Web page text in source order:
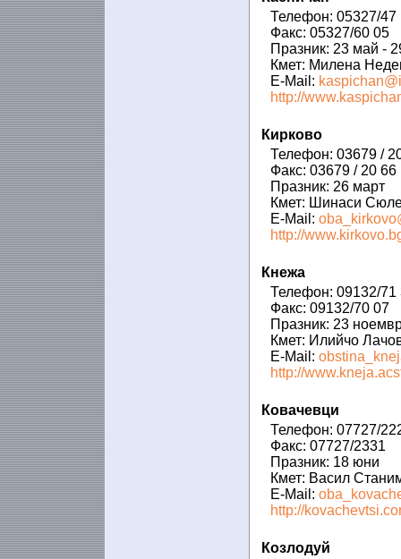
Телефон: 05327/47
Факс: 05327/60 05
Празник: 23 май -
Кмет: Милена
E-Mail:
http://
Кирково
Телефон: 03679 /
Факс: 03679 / 20 66
Празник: 26 март
Кмет: Шинаси
E-Mail:
http://
Кнежа
Телефон: 09132/71
Факс: 09132/70 07
Празник: 23
Кмет: Илийчо
E-Mail:
http://
Ковачевци
Телефон: 07727/
Факс: 07727/2331
Празник: 18 юни
Кмет: Васил
E-Mail:
http://
Козлодуй